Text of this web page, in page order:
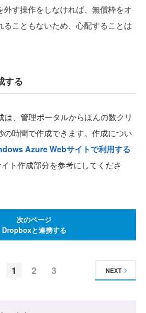
外す操作をしなければ、無償枠をオ
ることもないため、心配することは
する
、管理ポータルからほんの数クリ
の時間で作成できます。作成につい
Azure Webサイトで利用する
イト作成部分を参考にしてくださ
次のページ
Dropboxと連携する
1 2 3 NEXT